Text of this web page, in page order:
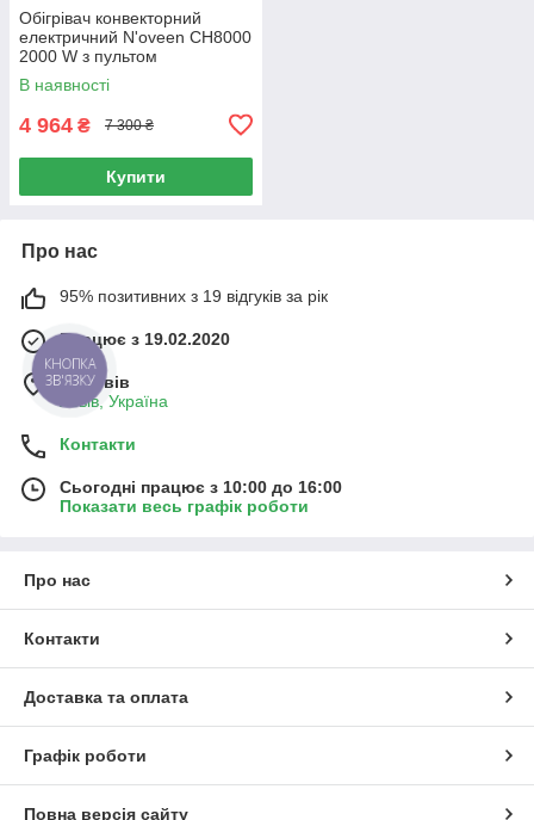
Обігрівач конвекторний
електричний N'oveen CH8000
2000 W з пультом
В наявності
4 964 ₴ 7 300 ₴
Купити
Про нас
95% позитивних з 19 відгуків за рік
Працює з 19.02.2020
м. Львів
Львів, Україна
Контакти
Сьогодні працює з 10:00 до 16:00
Показати весь графік роботи
Про нас
Контакти
Доставка та оплата
Графік роботи
Повна версія сайту
КНОПКА
ЗВ'ЯЗКУ